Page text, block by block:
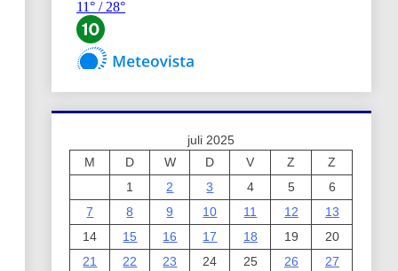
juli 2025
M
D W D V Z
Z
1
2 3 4 5
6
7
8 9 10 11 12
13
14
15 16 17 18 19
20
21
22 23 24 25 26
27